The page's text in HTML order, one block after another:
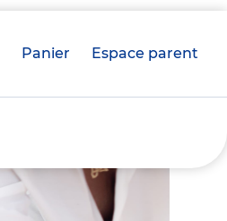
Panier crèche(s)
Espace parent